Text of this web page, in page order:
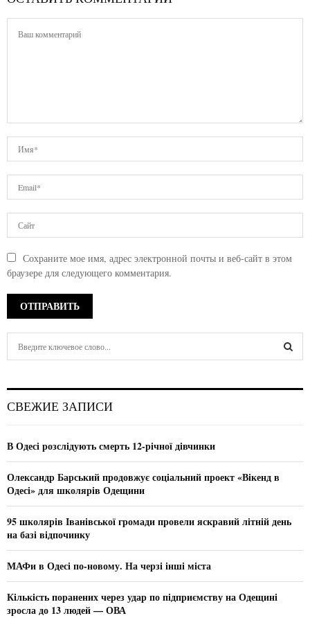
Сохраните мое имя, адрес электронной почты и веб-сайт в этом
браузере для следующего комментария.
h
o
СВЕЖИЕ ЗАПИСИ
В Одесі розслідують смерть 12-річної дівчинки
Олександр Барський продовжує соціальний проект «Вікенд в
Одесі» для школярів Одещини
95 школярів Іванівської громади провели яскравий літній день
на базі відпочинку
МАФи в Одесі по-новому. На черзі інші міста
Кількість поранених через удар по підприємству на Одещині
зросла до 13 людей — ОВА